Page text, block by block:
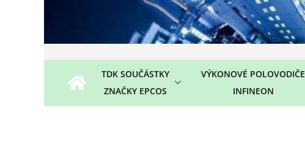
TDK SOUČÁSTKY
ZNAČKY EPCOS
VÝKONOVÉ POLOVODIČE
INFINEON